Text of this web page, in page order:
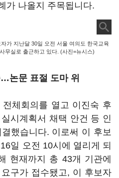
가 나올지 주목됩니다.
가 지난달 30일 오전 서울 여의도 한국교육
무실로 출근하고 있다. (사진=뉴시스)
논문 표절 도마 위
체회의를 열고 이진숙 후
시계획서 채택 안건 등 인
했습니다. 이로써 이 후보
일 오전 10시에 열리게 되
현재까지 총 43개 기관에
구가 접수됐고, 이 후보자